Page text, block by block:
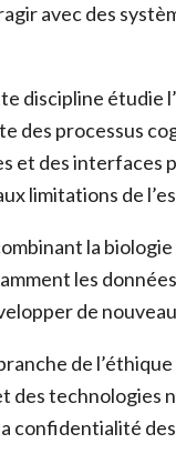
avec des
discipline étudie
des processus
et des interfaces
limitations de
la
les
de
de
des technologies
confidentialité